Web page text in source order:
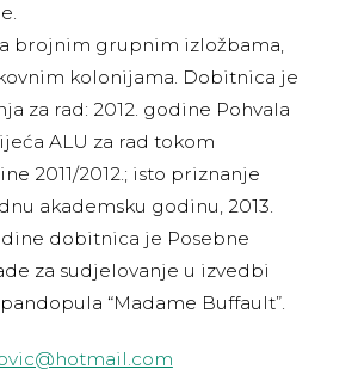
brojnim grupnim izložbama,
kolonijama. Dobitnica je
za rad: 2012. godine Pohvala
ALU za rad tokom
2011/2012.; isto priznanje
akademsku godinu, 2013.
dobitnica je Posebne
za sudjelovanje u izvedbi
“Madame Buffault”.